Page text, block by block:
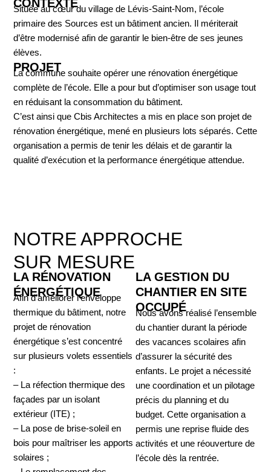
CONTEXTE
Située au cœur du village de Lévis-Saint-Nom, l’école
primaire des Sources est un bâtiment ancien. Il mériterait
d’être modernisé afin de garantir le bien-être de ses jeunes
élèves.
PROJET
La commune souhaite opérer une rénovation énergétique
complète de l’école. Elle a pour but d’optimiser son usage tout
en réduisant la consommation du bâtiment.
C’est ainsi que Cbis Architectes a mis en place son projet de
rénovation énergétique, mené en plusieurs lots séparés. Cette
organisation a permis de tenir les délais et de garantir la
qualité d’exécution et la performance énergétique attendue.
NOTRE APPROCHE
SUR MESURE
LA RÉNOVATION
ÉNERGÉTIQUE
Afin d’améliorer l’enveloppe
thermique du bâtiment, notre
projet de rénovation
énergétique s’est concentré
sur plusieurs volets essentiels
:
– La réfection thermique des
façades par un isolant
extérieur (ITE) ;
– La pose de brise-soleil en
bois pour maîtriser les apports
solaires ;
LA GESTION DU
CHANTIER EN SITE
OCCUPÉ
Nous avons réalisé l’ensemble
du chantier durant la période
des vacances scolaires afin
d’assurer la sécurité des
enfants. Le projet a nécessité
une coordination et un pilotage
précis du planning et du
budget. Cette organisation a
permis une reprise fluide des
activités et une réouverture de
l’école dès la rentrée.